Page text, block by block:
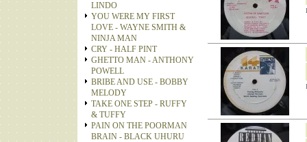
LINDO
YOU WERE MY FIRST
LOVE - WAYNE SMITH &
NINJA MAN
CRY - HALF PINT
GHETTO MAN - ANTHONY
POWELL
BRIBE AND USE - BOBBY
MELODY
TAKE ONE STEP - RUFFY
& TUFFY
PAIN ON THE POORMAN
BRAIN - BLACK UHURU